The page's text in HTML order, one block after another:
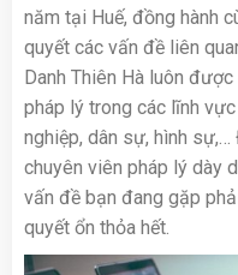
năm tại Huế, đồng hành
quyết các vấn đề liên
Danh Thiên Hà luôn
pháp lý trong các lĩnh
nghiệp, dân sự, hình
chuyên viên pháp lý dày
vấn đề bạn đang gặp
quyết ổn thỏa hết.